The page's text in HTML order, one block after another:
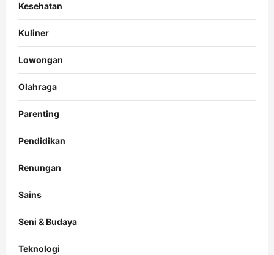
Kesehatan
Kuliner
Lowongan
Olahraga
Parenting
Pendidikan
Renungan
Sains
Seni & Budaya
Teknologi